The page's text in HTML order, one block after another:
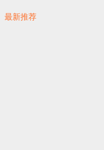
最新推荐